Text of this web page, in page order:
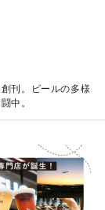
刊。ビールの多様
中。